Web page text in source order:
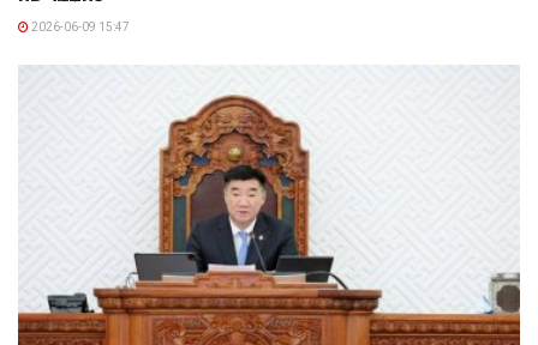
2026-06-09 15:47